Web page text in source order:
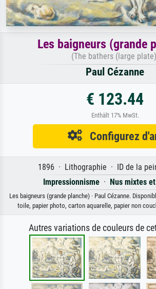
Les baigneurs (grande
(The bathers (large
Paul Cézanne
€ 123.44
Enthält 17% MwSt.
Configurez
1896 · Lithographie · ID de la
Impressionnisme · Nus mixtes
Les baigneurs (grande planche) · Paul Cézanne.
toile, papier photo, carton aquarelle, papier non
Autres variations de couleurs de